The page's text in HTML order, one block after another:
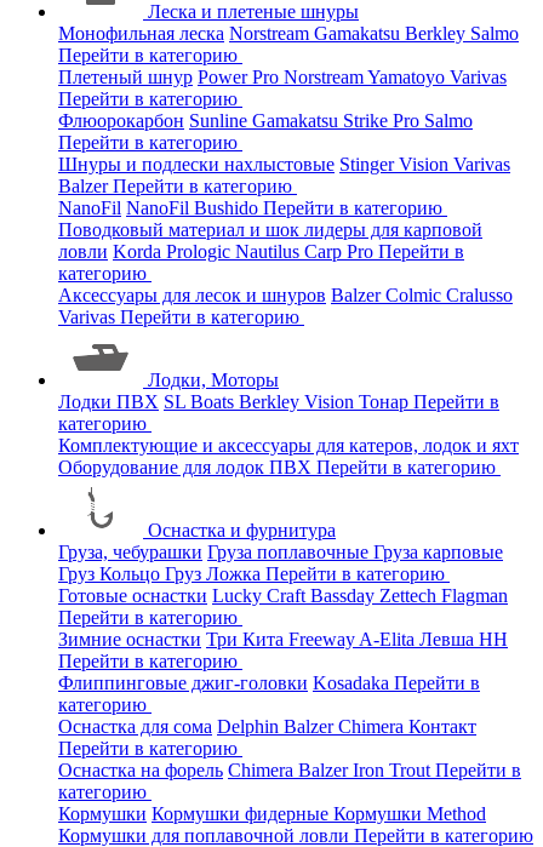
Леска и плетеные шнуры
Монофильная леска Norstream Gamakatsu Berkley Salmo
Перейти в категорию
Плетеный шнур Power Pro NorstreamYamatoyo Varivas
Перейти в категорию
Флюорокарбон Sunline Gamakatsu Strike Pro Salmo
Перейти в категорию
Шнуры и подлески нахлыстовые StingerVision Varivas
BalzerПерейти в категорию
NanoFil NanoFil Bushido Перейти в категорию
Поводковый материал и шок лидеры для карповой
ловли Korda Prologic Nautilus Carp Pro Перейти в
категорию
Аксессуары для лесок и шнуров BalzerColmic Cralusso
Varivas Перейти в категорию
Лодки, Моторы
Лодки ПВХ SL Boats Berkley Vision Тонар Перейти в
категорию
Комплектующие и аксессуары для катеров, лодок и яхт
Оборудование для лодок ПВХ Перейти в категорию
Оснастка и фурнитура
Груза, чебурашки Груза поплавочные Груза карповые
Груз Кольцо Груз Ложка Перейти в категорию
Готовые оснастки Lucky Craft Bassday Zettech Flagman
Перейти в категорию
Зимние оснастки Три Кита Freeway A-Elita Левша НН
Перейти в категорию
Флиппинговые джиг-головки Kosadaka Перейти в
категорию
Оснастка для сома Delphin BalzerChimera Контакт
Перейти в категорию
Оснастка на форель Chimera BalzerIron Trout Перейти в
категорию
Кормушки Кормушки фидерные Кормушки Method
Кормушки для поплавочной ловли Перейти в категорию